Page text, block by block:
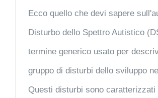
Ecco quello che devi sapere
Disturbo dello Spettro Autistico
termine generico usato per
gruppo di disturbi dello sviluppo
Questi disturbi sono caratterizzati